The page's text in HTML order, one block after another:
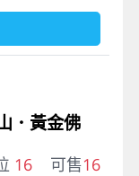
．黃金佛
16 可售16